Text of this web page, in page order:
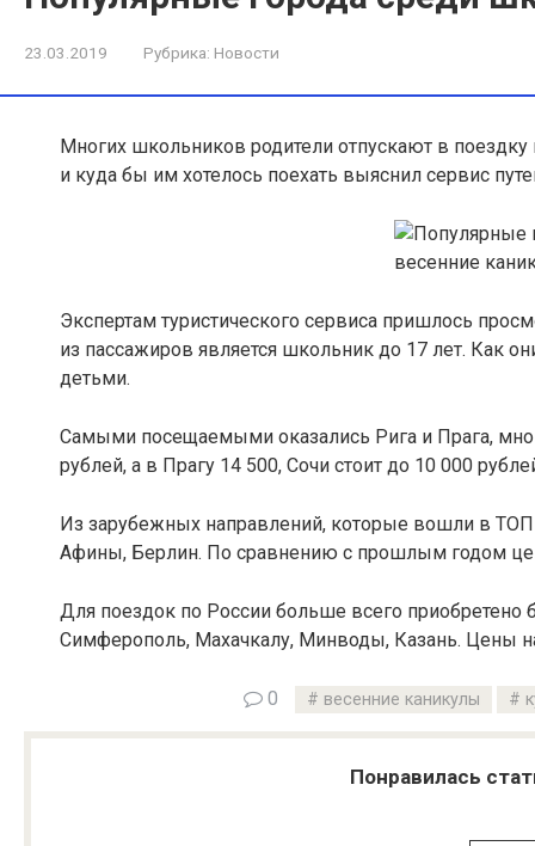
23.03.2019 Рубрика: Новости
Многих школьников родители отпускают в
и куда бы им хотелось поехать выяснил сервис
Экспертам туристического сервиса пришлось
из пассажиров является школьник до 17 лет. Как
детьми.
Самыми посещаемыми оказались Рига и Прага,
рублей, а в Прагу 14 500, Сочи стоит до 10 000
Из зарубежных направлений, которые вошли в
Афины, Берлин. По сравнению с прошлым годом
Для поездок по России больше всего приобретено
Симферополь, Махачкалу, Минводы, Казань. Цены
0 весенние каникулы
Понравилась